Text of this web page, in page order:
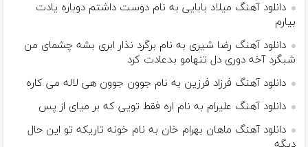
دانلود آهنگ میلاد بابایی به نام دوست داشتم دوباره یادت
بیارم
دانلود آهنگ رضا شیری به نام برگرد نذار ابری بشه چشمای من
شبگرد آخه دوری دل تنهامو بدعادت کرد
دانلود آهنگ فرزاد فرزین به نام ﺟﻮون ﺟﻮون ﻫﻰ ﻟﺎﻟﻪ ﻣﻰ ﻛﺎره
دانلود آهنگ علیرام به نام اره فقط تویی که بر میای از پس
دانلود آهنگ ماهان بهرام خان به نام خونه تاریکه تو این حال